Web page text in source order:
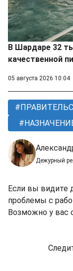
В Шардаре 32
качественной
05 августа 2026 10:04
Дежурный
Если вы видите
проблемы с
Возможно у вас